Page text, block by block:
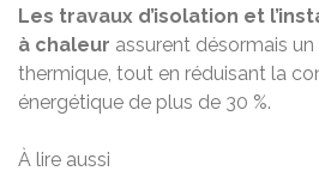
Les travaux d’isolation et
à chaleur assurent désormais
thermique, tout en réduisant la
énergétique de plus de 30 %.
À lire aussi